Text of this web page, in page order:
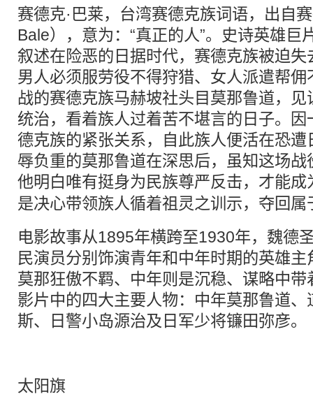
赛德克·巴莱，台湾赛德克族词语，出自
Bale），意为：“真正的人”。史诗英雄巨
叙述在险恶的日据时代，赛德克族被迫
男人必须服劳役不得狩猎、女人派遣帮
战的赛德克族马赫坡社头目莫那鲁道，
统治，看着族人过着苦不堪言的日子。
德克族的紧张关系，自此族人便活在恐
辱负重的莫那鲁道在深思后，虽知这场
他明白唯有挺身为民族尊严反击，才能
是决心带领族人循着祖灵之训示，夺回属
电影故事从1895年横跨至1930年，魏德
民演员分别饰演青年和中年时期的英雄主
莫那狂傲不羁、中年则是沉稳、谋略中带
影片中的四大主要人物：中年莫那鲁道
斯、日警小岛源治及日军少将镰田弥彦。
太阳旗